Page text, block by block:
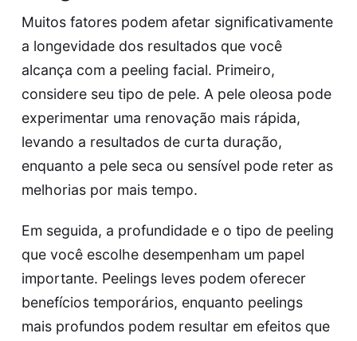
Muitos fatores podem afetar significativamente
a longevidade dos resultados que você
alcança com a peeling facial. Primeiro,
considere seu tipo de pele. A pele oleosa pode
experimentar uma renovação mais rápida,
levando a resultados de curta duração,
enquanto a pele seca ou sensível pode reter as
melhorias por mais tempo.
Em seguida, a profundidade e o tipo de peeling
que você escolhe desempenham um papel
importante. Peelings leves podem oferecer
benefícios temporários, enquanto peelings
mais profundos podem resultar em efeitos que